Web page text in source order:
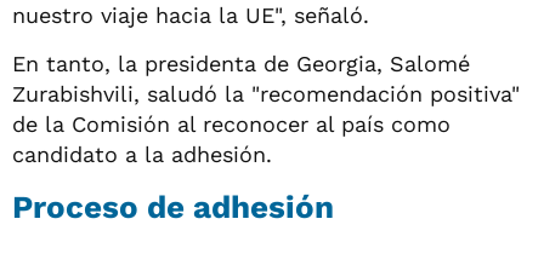
nuestro viaje hacia la UE", señaló.
En tanto, la presidenta de Georgia, Salomé
Zurabishvili, saludó la "recomendación positiva"
de la Comisión al reconocer al país como
candidato a la adhesión.
Proceso de adhesión